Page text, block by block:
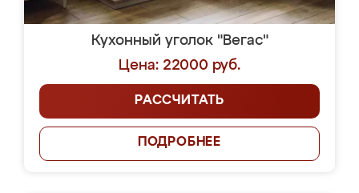
Кухонный уголок "Вегас"
Цена: 22000 руб.
РАССЧИТАТЬ
ПОДРОБНЕЕ